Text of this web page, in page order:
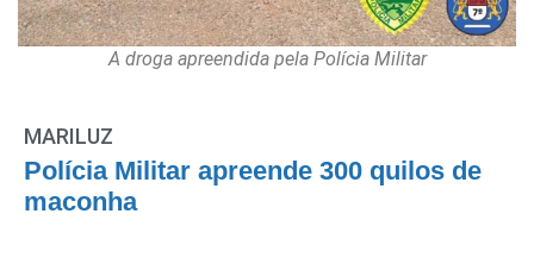
A droga apreendida pela Polícia Militar
MARILUZ
Polícia Militar apreende 300 quilos de
maconha